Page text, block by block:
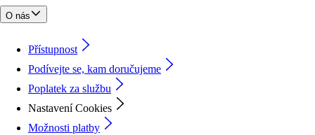
O nás
Přístupnost
Podívejte se, kam doručujeme
Poplatek za službu
Nastavení Cookies
Možnosti platby